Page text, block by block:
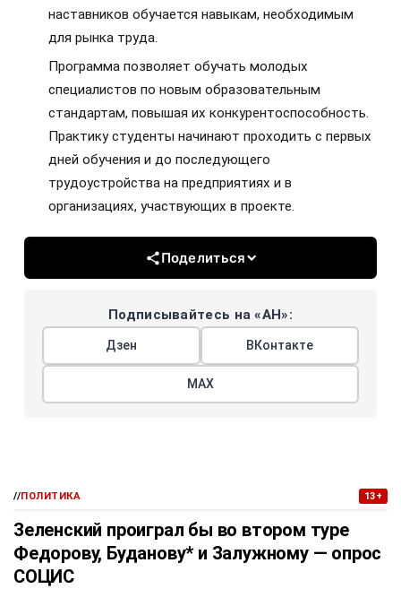
наставников обучается навыкам, необходимым
для рынка труда.
Программа позволяет обучать молодых
специалистов по новым образовательным
стандартам, повышая их конкурентоспособность.
Практику студенты начинают проходить с первых
дней обучения и до последующего
трудоустройства на предприятиях и в
организациях, участвующих в проекте.
Поделиться
Подписывайтесь на «АН»:
Дзен ВКонтакте
МАХ
//ПОЛИТИКА 13+
Зеленский проиграл бы во втором туре
Федорову, Буданову* и Залужному — опрос
СОЦИС